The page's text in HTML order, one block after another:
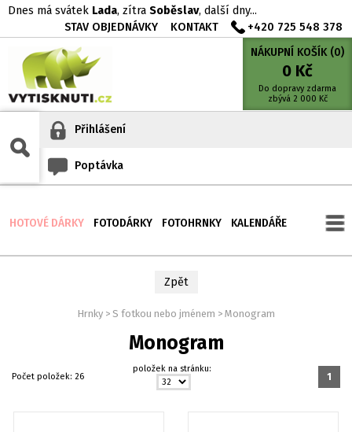
Dnes má svátek Lada, zítra Soběslav, další dny...
STAV OBJEDNÁVKY
KONTAKT
+420 725 548 378
NÁKUPNÍ KOŠÍK (0)
0 Kč
Do dopravy zdarma
zbývá 2 000 Kč
Přihlášení
Poptávka
HOTOVÉ DÁRKY FOTODÁRKY FOTOHRNKY KALENDÁŘE
Zpět
Hrnky > S fotkou nebo jménem > Monogram
Monogram
Počet položek: 26
položek na stránku:
1